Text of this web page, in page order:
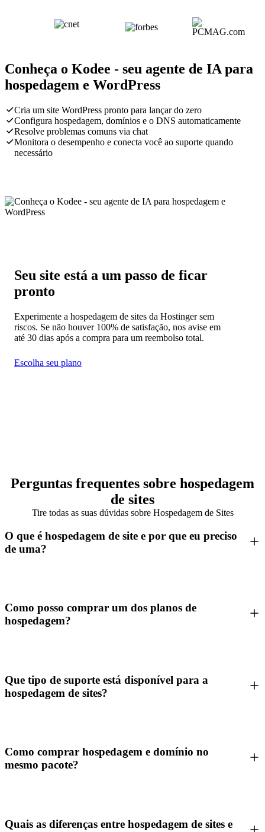
Conheça o Kodee - seu agente de IA para
hospedagem e WordPress
Cria um site WordPress pronto para lançar do zero
Configura hospedagem, domínios e o DNS automaticamente
Resolve problemas comuns via chat
Monitora o desempenho e conecta você ao suporte quando
necessário
Seu site está a um passo de ficar
pronto
Experimente a hospedagem de sites da Hostinger sem
riscos. Se não houver 100% de satisfação, nos avise em
até 30 dias após a compra para um reembolso total.
Escolha seu plano
Perguntas frequentes sobre hospedagem
de sites
Tire todas as suas dúvidas sobre Hospedagem de Sites
O que é hospedagem de site e por que eu preciso
de uma?
Como posso comprar um dos planos de
hospedagem?
Que tipo de suporte está disponível para a
hospedagem de sites?
Como comprar hospedagem e domínio no
mesmo pacote?
Quais as diferenças entre hospedagem de sites e